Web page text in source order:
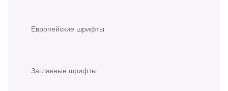
Европейские шрифты
Заглавные шрифты